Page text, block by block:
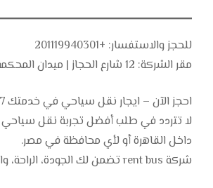
للحجز والاستفسار: +201119940301
مقر الشركة: 12 شارع الحجاز | ميدان المحكمة | مصر الجديدة
احجز الآن – ايجار نقل سياحي في خدمتك 24/7
لا تتردد في طلب أفضل تجربة نقل
داخل القاهرة أو لأي محافظة في مصر.
شركة rent bus تضمن لك الجودة، الراحة، والدقة.